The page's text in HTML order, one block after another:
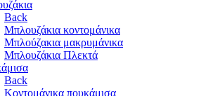
Back
Μπλουζάκια κοντομάνικα
Μπλούζακια μακρυμάνικα
Μπλουζάκια Πλεκτά
Back
Κοντομάνικα πουκάμισα